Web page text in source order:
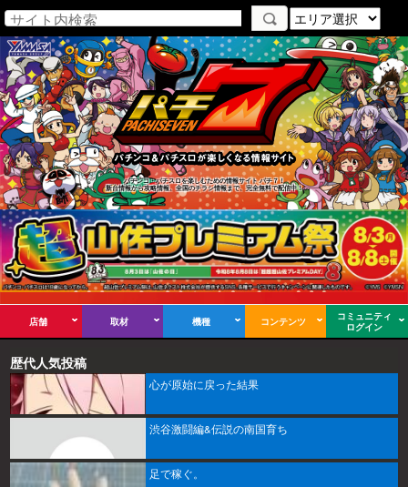
パチンコ・パチスロを楽しむための情報サイト パチ７！
新台情報から攻略情報、全国のチラシ情報まで、完全無料で配信中！
店舗 取材 機種 コンテンツ
コミュニティ
ログイン
歴代人気投稿
心が原始に戻った結果
渋谷激闘編&伝説の南国育ち
足で稼ぐ。